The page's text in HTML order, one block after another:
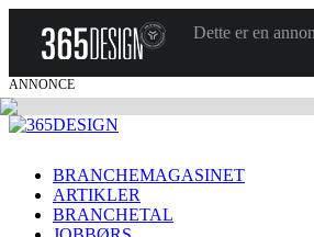
Dette er en
ANNONCE
BRANCHEMAGASINET
ARTIKLER
BRANCHETAL